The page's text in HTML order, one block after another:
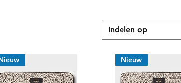
Indelen op
Nieuw